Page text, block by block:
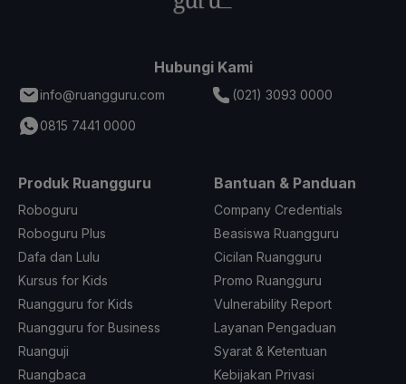
Hubungi Kami
info@ruangguru.com
(021) 3093 0000
0815 7441 0000
Produk Ruangguru
Roboguru
Roboguru Plus
Dafa dan Lulu
Kursus for Kids
Ruangguru for Kids
Ruangguru for Business
Ruanguji
Ruangbaca
Bantuan & Panduan
Company Credentials
Beasiswa Ruangguru
Cicilan Ruangguru
Promo Ruangguru
Vulnerability Report
Layanan Pengaduan
Syarat & Ketentuan
Kebijakan Privasi